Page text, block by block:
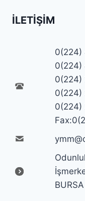
İLETIŞIM
0(224)
0(224)
0(224)
0(224)
0(224)
BURSA